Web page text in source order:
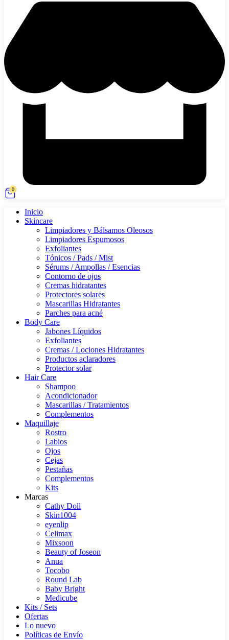
0
Inicio
Skincare
Limpiadores y Bálsamos Oleosos
Limpiadores Espumosos
Exfoliantes
Tónicos / Pads / Mist
Sérums / Ampollas / Esencias
Contorno de ojos
Cremas hidratantes
Protectores solares
Mascarillas Hidratantes
Parches para acné
Body Care
Jabones Líquidos
Exfoliantes
Cremas / Lociones Hidratantes
Productos aclaradores
Protector solar
Hair Care
Shampoo
Acondicionador
Mascarillas / Tratamientos
Complementos
Maquillaje
Rostro
Labios
Ojos
Cejas
Pestañas
Complementos
Kits
Marcas
Cathy Doll
Skin1004
eyenlip
Celimax
Mixsoon
Beauty of Joseon
Anua
Tocobo
Round Lab
Baby Bright
Medicube
Kits / Sets
Ofertas
Lo nuevo
Políticas de Envío